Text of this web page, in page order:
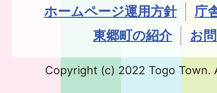
ホームページ運用方針
庁
東郷町の紹介
お
Copyright (c) 2022 Togo Town.